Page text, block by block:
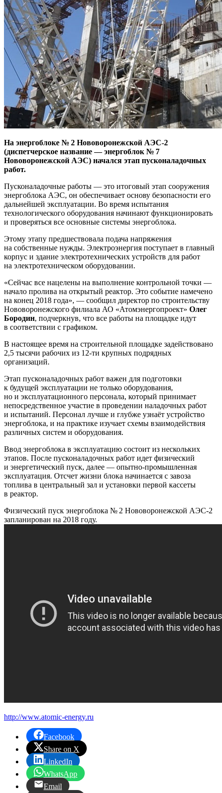
На энергоблоке № 2 Нововоронежской АЭС-2
(диспетчерское название — энергоблок № 7
Нововоронежской АЭС) начался этап пусконаладочных
работ.
Пусконаладочные работы — это итоговый этап сооружения
энергоблока АЭС, он обеспечивает основу безопасности его
дальнейшей эксплуатации. Во время испытания
технологического оборудования начинают функционировать
и проверяться все основные системы энергоблока.
Этому этапу предшествовала подача напряжения
на собственные нужды. Электроэнергия поступает в главный
корпус и здание электротехнических устройств для работ
на электротехническом оборудовании.
«Сейчас все нацелены на выполнение контрольной точки —
начало пролива на открытый реактор. Это событие намечено
на конец 2018 года», — сообщил директор по строительству
Нововоронежского филиала АО «Атомэнергопроект» Олег
Бородин, подчеркнув, что все работы на площадке идут
в соответствии с графиком.
В настоящее время на строительной площадке задействовано
2,5 тысячи рабочих из 12-ти крупных подрядных
организаций.
Этап пусконаладочных работ важен для подготовки
к будущей эксплуатации не только оборудования,
но и эксплуатационного персонала, который принимает
непосредственное участие в проведении наладочных работ
и испытаний. Персонал лучше и глубже узнаёт устройство
энергоблока, и на практике изучает схемы взаимодействия
различных систем и оборудования.
Ввод энергоблока в эксплуатацию состоит из нескольких
этапов. После пусконаладочных работ идет физический
и энергетический пуск, далее — опытно-промышленная
эксплуатация. Отсчет жизни блока начинается с завоза
топлива в центральный зал и установки первой кассеты
в реактор.
Физический пуск энергоблока № 2 Нововоронежской АЭС-2
запланирован на 2018 году.
http://www.atomic-energy.ru
Facebook
Share on X
LinkedIn
WhatsApp
Email